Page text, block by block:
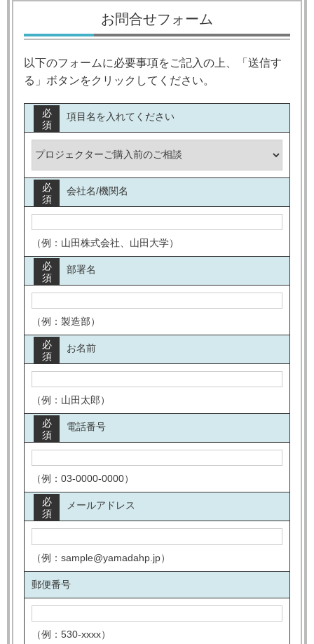
お問合せフォーム
以下のフォームに必要事項をご記入の上、「送信す
る」ボタンをクリックしてください。
項目名を入れてください
必
須
会社名/機関名
必
須
（例：山田株式会社、山田大学）
部署名
必
須
（例：製造部）
お名前
必
須
（例：山田太郎）
電話番号
必
須
（例：03-0000-0000）
メールアドレス
必
須
（例：sample@yamadahp.jp）
郵便番号
（例：530-xxxx）